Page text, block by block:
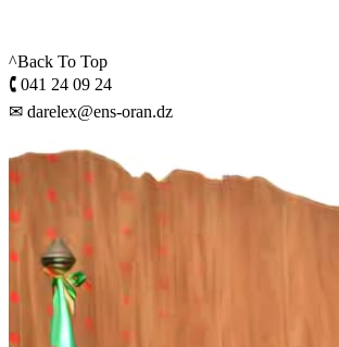
^Back To Top
🕻 041 24 09 24
✉ darelex@ens-oran.dz